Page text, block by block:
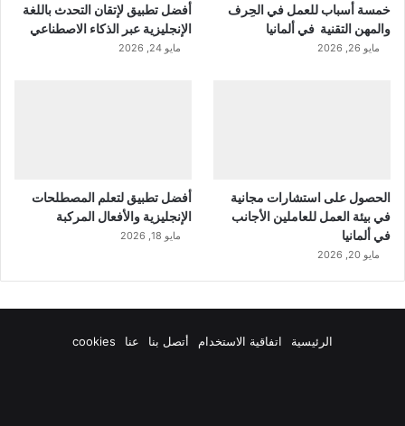
خمسة أسباب للعمل في الحِرف
والمهن التقنية في ألمانيا
مايو 26, 2026
أفضل تطبيق لإتقان التحدث باللغة
الإنجليزية عبر الذكاء الاصطناعي
مايو 24, 2026
الحصول على استشارات مجانية
في بيئة العمل للعاملين الأجانب
في ألمانيا
مايو 20, 2026
أفضل تطبيق لتعلم المصطلحات
الإنجليزية والأفعال المركبة
مايو 18, 2026
الرئيسية اتفاقية الاستخدام أتصل بنا عنا cookies